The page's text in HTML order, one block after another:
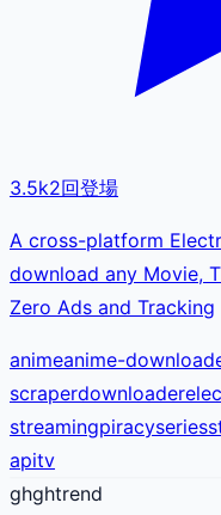
3.5k2回登場
A cross-platform
download any Movie,
Zero Ads and Tracking
animeanime-
scraperdownloader
streamingpiracyseries
apitv
ghghtrend